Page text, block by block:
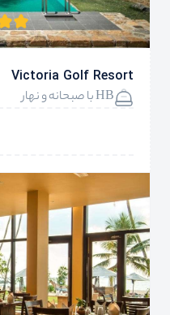
Victoria Golf Resort
HB با صبحانه و نهار